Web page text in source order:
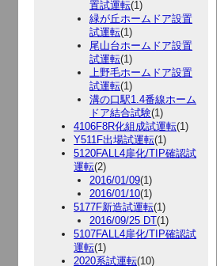
置試運転(1)
緑が丘ホームドア設置
試運転(1)
尾山台ホームドア設置
試運転(1)
上野毛ホームドア設置
試運転(1)
溝の口駅1.4番線ホーム
ドア結合試験(1)
4106F8R化組成試運転(1)
Y511F出場試運転(1)
5120FALL4扉化/TIP確認試
運転(2)
2016/01/09(1)
2016/01/10(1)
5177F新造試運転(1)
2016/09/25 DT(1)
5107FALL4扉化/TIP確認試
運転(1)
2020系試運転(10)